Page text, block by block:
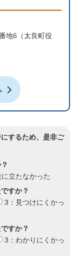
地6（太良町役
するため、是非ご
立たなかった
すか？
3：見つけにくかっ
すか？
3：わかりにくかっ